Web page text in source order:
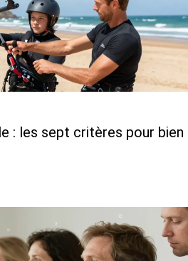
: les sept critères pour bien